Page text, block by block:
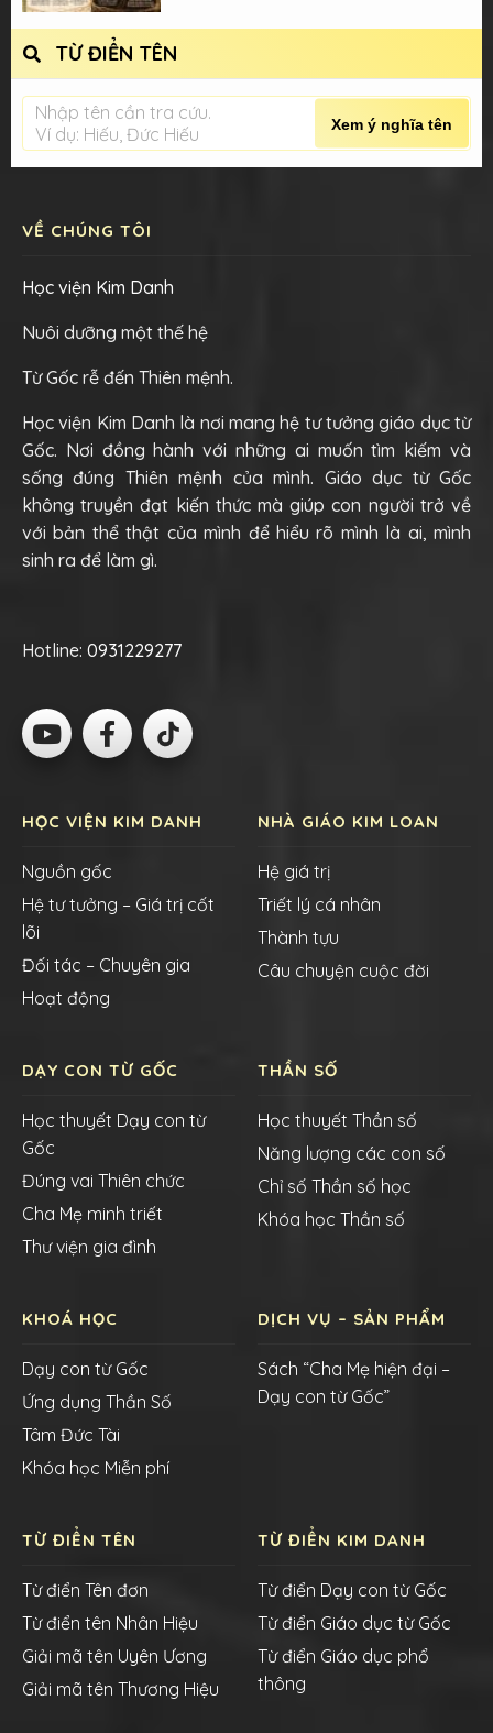
TỪ ĐIỂN TÊN
Nhập tên cần tra cứu.
Ví dụ: Hiếu, Đức Hiếu
Xem ý nghĩa tên
VỀ CHÚNG TÔI
Học viện Kim Danh
Nuôi dưỡng một thế hệ
Từ Gốc rễ đến Thiên mệnh.
Học viện Kim Danh là nơi mang hệ tư tưởng giáo dục từ
Gốc. Nơi đồng hành với những ai muốn tìm kiếm và
sống đúng Thiên mệnh của mình. Giáo dục từ Gốc
không truyền đạt kiến thức mà giúp con người trở về
với bản thể thật của mình để hiểu rõ mình là ai, mình
sinh ra để làm gì.
Hotline: 0931229277
HỌC VIỆN KIM DANH
Nguồn gốc
Hệ tư tưởng – Giá trị cốt
lõi
Đối tác – Chuyên gia
Hoạt động
NHÀ GIÁO KIM LOAN
Hệ giá trị
Triết lý cá nhân
Thành tựu
Câu chuyện cuộc đời
DẠY CON TỪ GỐC
Học thuyết Dạy con từ
Gốc
Đúng vai Thiên chức
Cha Mẹ minh triết
Thư viện gia đình
THẦN SỐ
Học thuyết Thần số
Năng lượng các con số
Chỉ số Thần số học
Khóa học Thần số
KHOÁ HỌC
Dạy con từ Gốc
Ứng dụng Thần Số
Tâm Đức Tài
Khóa học Miễn phí
DỊCH VỤ – SẢN PHẨM
Sách “Cha Mẹ hiện đại –
Dạy con từ Gốc”
TỪ ĐIỂN TÊN
Từ điển Tên đơn
Từ điển tên Nhân Hiệu
Giải mã tên Uyên Ương
Giải mã tên Thương Hiệu
TỪ ĐIỂN KIM DANH
Từ điển Dạy con từ Gốc
Từ điển Giáo dục từ Gốc
Từ điển Giáo dục phổ
thông